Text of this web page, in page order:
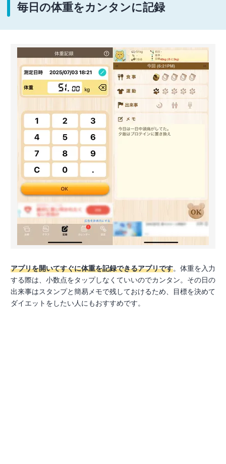
毎日の体重をカンタンに記録
アプリを開いてすぐに体重を記録できるアプリです。体重を入力
する際は、小数点をタップしなくていいのでカンタン。その日の
出来事はスタンプと簡易メモで残しておけるため、目標を決めて
ダイエットをしたい人にもおすすめです。